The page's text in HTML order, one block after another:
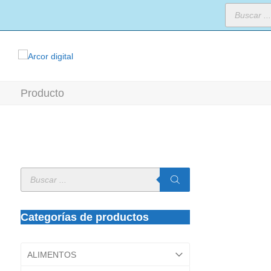
Búsqueda
productos
Producto
Búsqueda
Categorías de productos
ALIMENTOS